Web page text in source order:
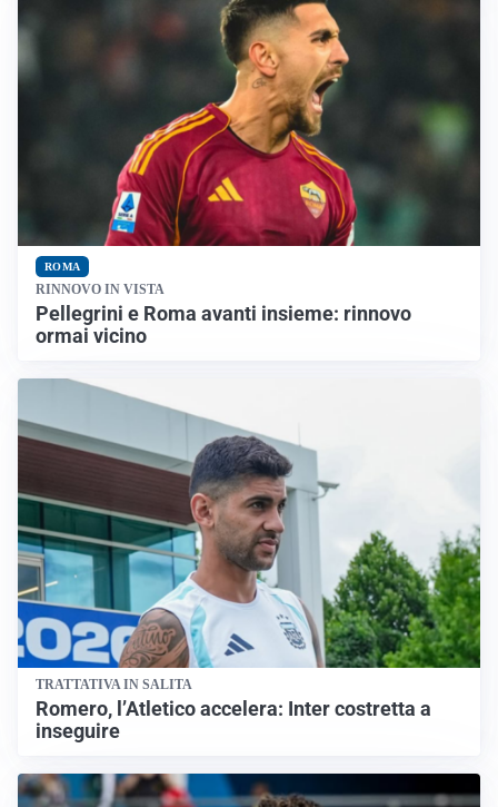
ROMA
RINNOVO IN VISTA
Pellegrini e Roma avanti insieme: rinnovo
ormai vicino
TRATTATIVA IN SALITA
Romero, l’Atletico accelera: Inter costretta a
inseguire